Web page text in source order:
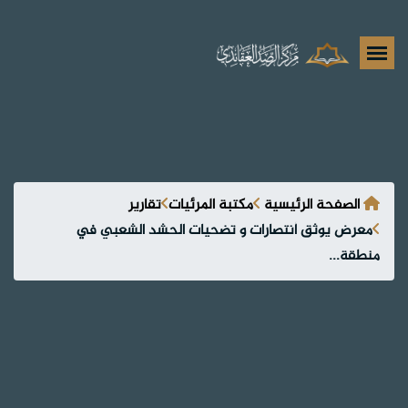
الصفحة الرئيسية مكتبة المرئيات تقارير
معرض يوثق أنتصارات و تضحيات الحشد الشعبي في
منطقة...